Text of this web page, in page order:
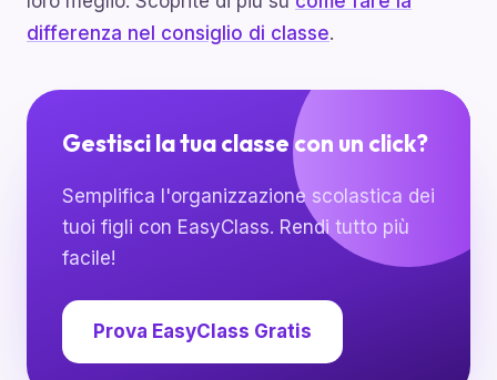
differenza nel consiglio di classe.
Gestisci la tua classe con un click?
Semplifica l'organizzazione scolastica dei
tuoi figli con EasyClass. Rendi tutto più
facile!
Prova EasyClass Gratis